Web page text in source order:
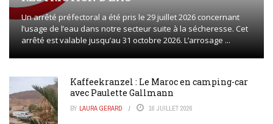
Un arrêté préfectoral a été pris le 29 juillet 2026 concernant
l’usage de l’eau dans notre secteur suite à la sécheresse. Cet
arrêté est valable jusqu’au 31 octobre 2026. L’arrosage ...
Kaffeekranzel : Le Maroc en camping-car
avec Paulette Gallmann
BY LAURA GERARD 16 JUILLET 2026